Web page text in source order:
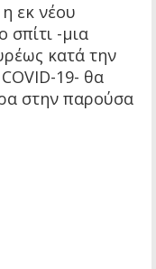
εκ νέου
σπίτι -μια
κατά την
19- θα
στην παρούσα